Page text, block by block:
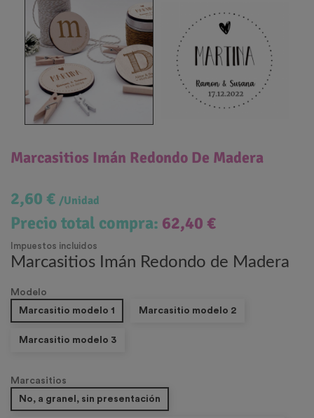
Marcasitios Imán Redondo De Madera
2,60 € /Unidad
Precio total compra: 62,40 €
Impuestos incluidos
Marcasitios Imán Redondo de Madera
Modelo
Marcasitio modelo 1
Marcasitio modelo 2
Marcasitio modelo 3
Marcasitios
No, a granel, sin presentación